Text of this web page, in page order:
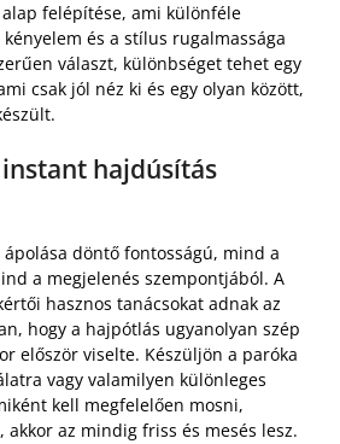
felépítése, ami különféle
és a stílus rugalmassága
választ, különbséget tehet egy
csak jól néz ki és egy olyan között,
hajdúsítás
döntő fontosságú, mind a
a megjelenés szempontjából. A
hasznos tanácsokat adnak az
hogy a hajpótlás ugyanolyan szép
először viselte. Készüljön a paróka
vagy valamilyen különleges
kell megfelelően mosni,
az mindig friss és mesés lesz.